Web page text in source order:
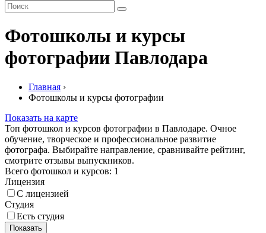
Фотошколы и курсы
фотографии Павлодара
Главная ›
Фотошколы и курсы фотографии
Показать на карте
Топ фотошкол и курсов фотографии в Павлодаре. Очное
обучение, творческое и профессиональное развитие
фотографа. Выбирайте направление, сравнивайте рейтинг,
смотрите отзывы выпускников.
Всего фотошкол и курсов: 1
Лицензия
С лицензией
Студия
Есть студия
Показать